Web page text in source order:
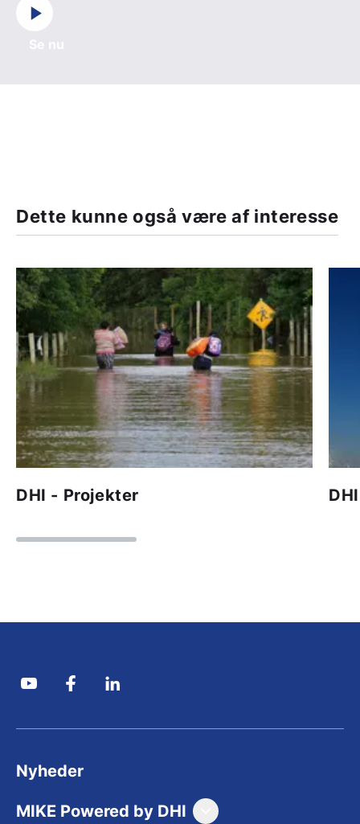
Dette kunne også være af interesse
DHI - Projekter
Nyheder
MIKE Powered by DHI